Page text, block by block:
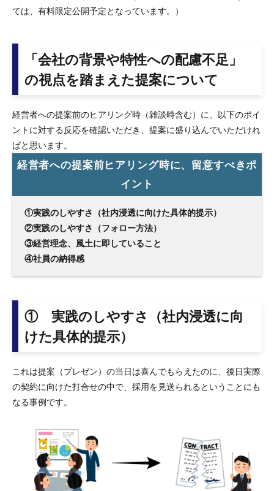
ては、有料限定公開予定となっています。）
「会社の背景や特性への配慮不足」
の視点を踏まえた提案について
経営者への提案前のヒアリング時（雑談時含む）に、以下のポイ
ントに対する反応を確認いただき、提案に盛り込んでいただけれ
ばと思います。
経営者への提案前ヒアリング時に、留意すべきポ
イント
①実践のしやすさ（社内浸透に向けた具体的提示）
②実践のしやすさ（フォロー方法）
③経営理念、風土に即していること
④社員の納得感
① 実践のしやすさ（社内浸透に向
けた具体的提示）
これは提案（プレゼン）の当日は喜んでもらえたのに、後日実際
の契約に向けた打合せの中で、採用を見送られるということにも
なる事例です。